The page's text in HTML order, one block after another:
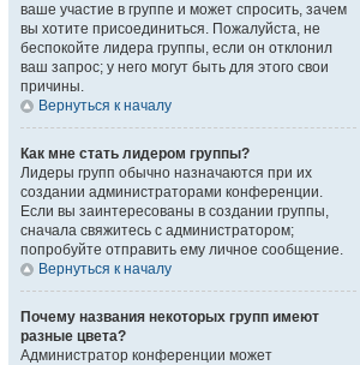
ваше участие в группе и может спросить, зачем
вы хотите присоединиться. Пожалуйста, не
беспокойте лидера группы, если он отклонил
ваш запрос; у него могут быть для этого свои
причины.
Вернуться к началу
Как мне стать лидером группы?
Лидеры групп обычно назначаются при их
создании администраторами конференции.
Если вы заинтересованы в создании группы,
сначала свяжитесь с администратором;
попробуйте отправить ему личное сообщение.
Вернуться к началу
Почему названия некоторых групп имеют
разные цвета?
Администратор конференции может